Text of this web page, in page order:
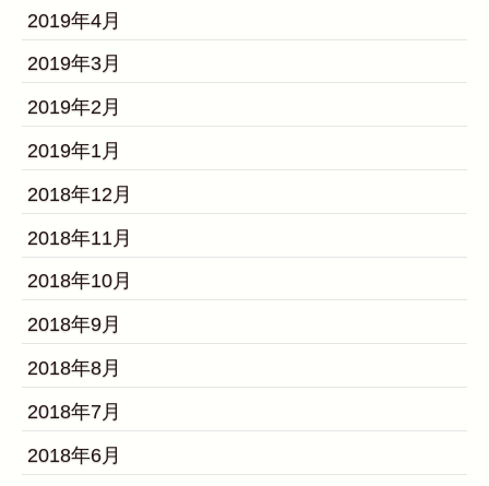
2019年4月
2019年3月
2019年2月
2019年1月
2018年12月
2018年11月
2018年10月
2018年9月
2018年8月
2018年7月
2018年6月